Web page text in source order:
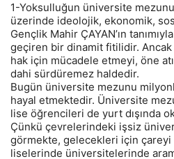
1-Yoksulluğun üniversite
üzerinde ideolojik, ekonomik,
Gençlik Mahir ÇAYAN’ın
geçiren bir dinamit fitilidir. Ancak
hak için mücadele etmeyi, öne
dahi sürdüremez haldedir.
Bugün üniversite mezunu
hayal etmektedir. Üniversite
lise öğrencileri de yurt dışında
Çünkü çevrelerindeki işsiz
görmekte, gelecekleri için
liselerinde üniversitelerinde